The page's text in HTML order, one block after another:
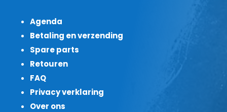
Agenda
Betaling en verzending
Spare parts
Retouren
FAQ
Privacy verklaring
Over ons